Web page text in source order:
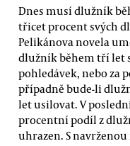
Dnes musí dlužník
třicet procent svých
Pelikánova novela
dlužník během tří let
pohledávek, nebo za
případně bude-li
let usilovat. V
procentní podíl z
uhrazen. S